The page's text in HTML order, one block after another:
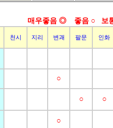
매우좋음 ◎ 좋음 ○ 보
천시 지리 변괘 팔문 인화
○
○ ○
○